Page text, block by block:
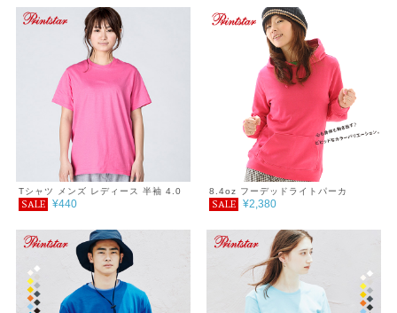
ツ ポケット付 春 秋 着回し 着回しア
イテム 服
Tシャツ メンズ レディース 半袖 4.0
オンス ライトウェイトTシャツ
SALE ¥440
8.4oz フーデッドライトパーカ
SALE ¥2,380